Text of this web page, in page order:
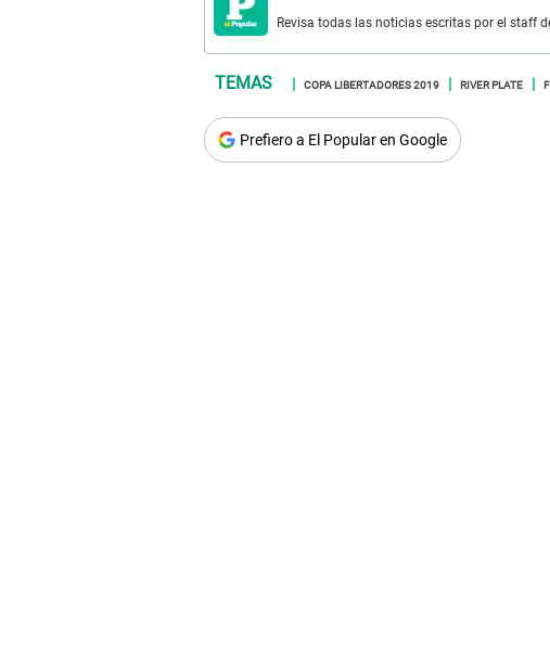
Revisa todas las noticias escritas por el staff
COPA LIBERTADORES 2019 RIVER PLATE
Prefiero a El Popular en Google